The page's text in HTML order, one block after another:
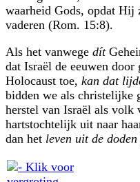
waarheid Gods, opdat Hij
vaderen (Rom. 15:8).
Als het vanwege dít
dat Israël de eeuwen
Holocaust toe, kan dat
bidden we als christelijke
herstel van Israël als volk
hartstochtelijk uit naar
dan het leven uit de doden